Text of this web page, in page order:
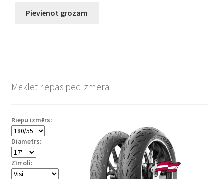
Pievienot grozam
Meklēt riepas pēc izmēra
Riepu izmērs:
Diametrs:
Zīmoli: